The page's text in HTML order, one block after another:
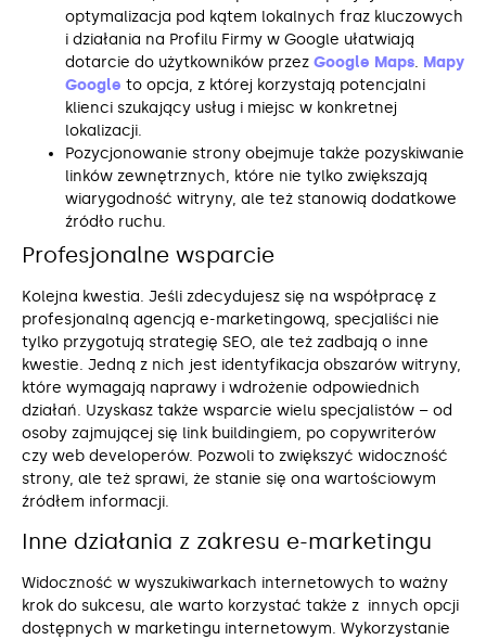
optymalizacja pod kątem lokalnych fraz kluczowych
i działania na Profilu Firmy w Google ułatwiają
dotarcie do użytkowników przez Google Maps. Mapy
Google to opcja, z której korzystają potencjalni
klienci szukający usług i miejsc w konkretnej
lokalizacji.
Pozycjonowanie strony obejmuje także pozyskiwanie
linków zewnętrznych, które nie tylko zwiększają
wiarygodność witryny, ale też stanowią dodatkowe
źródło ruchu.
Profesjonalne wsparcie
Kolejna kwestia. Jeśli zdecydujesz się na współpracę z
profesjonalną agencją e-marketingową, specjaliści nie
tylko przygotują strategię SEO, ale też zadbają o inne
kwestie. Jedną z nich jest identyfikacja obszarów witryny,
które wymagają naprawy i wdrożenie odpowiednich
działań. Uzyskasz także wsparcie wielu specjalistów – od
osoby zajmującej się link buildingiem, po copywriterów
czy web developerów. Pozwoli to zwiększyć widoczność
strony, ale też sprawi, że stanie się ona wartościowym
źródłem informacji.
Inne działania z zakresu e-marketingu
Widoczność w wyszukiwarkach internetowych to ważny
krok do sukcesu, ale warto korzystać także z innych opcji
dostępnych w marketingu internetowym. Wykorzystanie